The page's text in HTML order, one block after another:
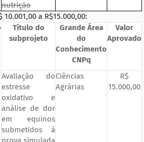
nutrição
10.001,00 a R$15.000,00:
Título do
subprojeto
Grande Área
do
Conhecimento
CNPq
Valor
Aprovado
Avaliação do
estresse
oxidativo e
análise de dor
em equinos
submetidos à
Ciências
Agrárias
R$
15.000,00